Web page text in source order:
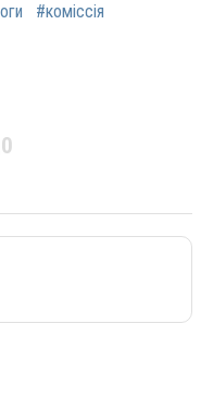
#коміссія